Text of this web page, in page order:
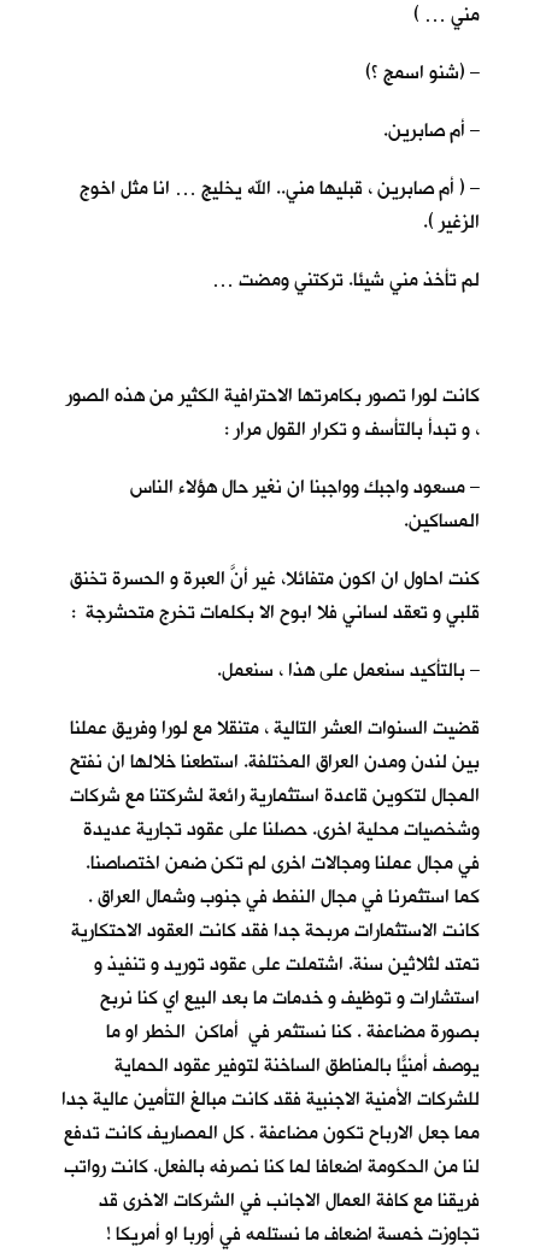
مني … )
– (شنو اسمج ؟)
– أم صابرين.
– ( أم صابرين ، قبليها مني.. الله يخليج … انا مثل اخوج
الزغير ).
لم تأخذ مني شيئا. تركتني ومضت …
كانت لورا تصور بكامرتها الاحترافية الكثير من هذه الصور
، و تبدأ بالتأسف و تكرار القول مرار :
– مسعود واجبك وواجبنا ان نغير حال هؤلاء الناس
المساكين.
كنت احاول ان اكون متفائلا، غير أنّ العَبرة و الحسرة تخنق
قلبي و تعقد لساني فلا ابوح الا بكلمات تخرج متحشرجة :
– بالتأكيد سنعمل على هذا ، سنعمل.
قضيت السنوات العشر التالية ، متنقلا مع لورا وفريق عملنا
بين لندن ومدن العراق المختلفة. استطعنا خلالها ان نفتح
المجال لتكوين قاعدة استثمارية رائعة لشركتنا مع شركات
وشخصيات محلية اخرى. حصلنا على عقود تجارية عديدة
في مجال عملنا ومجالات اخرى لم تكن ضمن اختصاصنا.
كما استثمرنا في مجال النفط في جنوب وشمال العراق .
كانت الاستثمارات مربحة جدا فقد كانت العقود الاحتكارية
تمتد لثلاثين سنة. اشتملت على عقود توريد و تنفيذ و
استشارات و توظيف و خدمات ما بعد البيع اي كنا نربح
بصورة مضاعفة . كنا نستثمر في أماكن الخطر او ما
يوصف أمنيّاً بالمناطق الساخنة لتوفير عقود الحماية
للشركات الأمنية الاجنبية فقد كانت مبالغ التأمين عالية جدا
مما جعل الارباح تكون مضاعفة . كل المصاريف كانت تدفع
لنا من الحكومة اضعافا لما كنا نصرفه بالفعل. كانت رواتب
فريقنا مع كافة العمال الاجانب في الشركات الاخرى قد
تجاوزت خمسة اضعاف ما نستلمه في أوربا او أمريكا !